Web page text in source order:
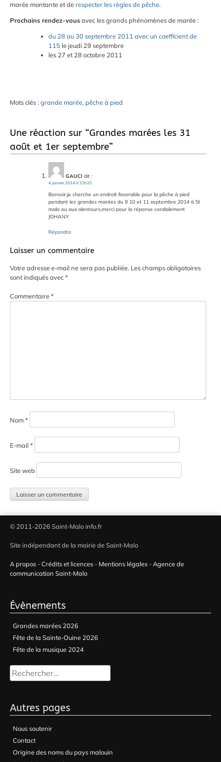
marée montante et de respecter les règles de pêche.
Prochains rendez-vousavec les grands phénomènes de marée :
du 28 au 30 septembre 2011 avec un coefficient de
115 le jeudi 29 septembre
les 27 et 28 octobre 2011
Mots clés : grande marée, pêche à pied
Une réaction sur “Grandes marées les 31
août et 1er septembre”
GAUCI dit :
4 janvier 2014 à 22h20
Bonsoir,je cherche un endroit favorable pour la pêche à pied
pendant les grandes marées du 9 10 et 11 septembre 2014 à St
malo ou aux alentours,merci pour la réponse cordialement
JOHANY
Répondre
Laisser un commentaire
Votre adresse e-mail ne sera pas publiée. Les champs obligatoires
sont indiqués avec*
Commentaire*
Nom*
E-mail *
Site web
© 2011-2026 Saint-Malo info.fr
Site indépendant de la mairie de Saint-Malo
A propos -Crédits et licences - Mentions légales -Agence de
communication Saint-Malo
Évènements
Grandes marées 2026
Fête de la Sainte-Ouine 2026
Fête de la musique 2024
Rechercher :
Autres pages
Nous soutenir
Contact
Origine des noms du pays malouin